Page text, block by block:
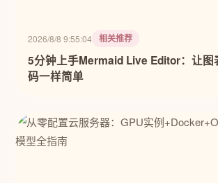
2026/8/8 9:55:04 相关推荐
5分钟上手Mermaid Live Editor：让图
码一样简单